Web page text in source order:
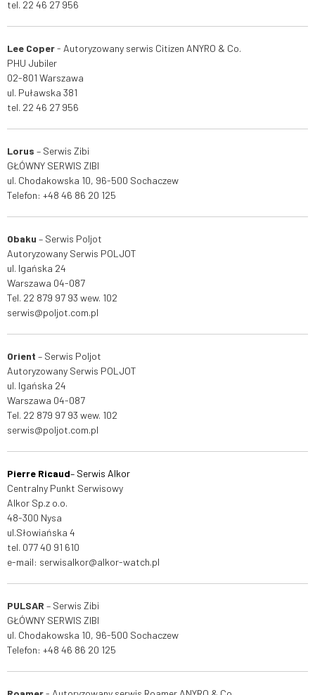
tel. 22 46 27 956
Lee Coper- Autoryzowany serwis Citizen ANYRO & Co.
PHU Jubiler
02-801 Warszawa
ul. Puławska 381
tel. 22 46 27 956
Lorus – Serwis Zibi
GŁÓWNY SERWIS ZIBI
ul. Chodakowska 10, 96-500 Sochaczew
Telefon: +48 46 86 20 125
Obaku – Serwis Poljot
Autoryzowany Serwis POLJOT
ul. Igańska 24
Warszawa 04-087
Tel. 22 879 97 93 wew. 102
serwis@poljot.com.pl
Orient – Serwis Poljot
Autoryzowany Serwis POLJOT
ul. Igańska 24
Warszawa 04-087
Tel. 22 879 97 93 wew. 102
serwis@poljot.com.pl
Pierre Ricaud– Serwis Alkor
Centralny Punkt Serwisowy
Alkor Sp.z o.o.
48-300 Nysa
ul.Słowiańska 4
tel. 077 40 91 610
e-mail: serwisalkor@alkor-watch.pl
PULSAR – Serwis Zibi
GŁÓWNY SERWIS ZIBI
ul. Chodakowska 10, 96-500 Sochaczew
Telefon: +48 46 86 20 125